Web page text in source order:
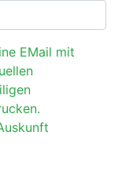
EMail mit